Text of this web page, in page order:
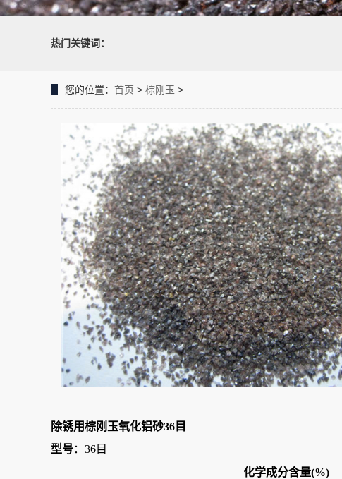
热门关键词：
您的位置： 首页 > 棕刚玉 >
除锈用棕刚玉氧化铝砂36目
型号：36目
化学成分含量(%)